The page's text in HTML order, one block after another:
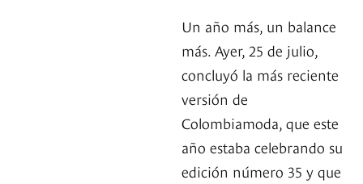
Un año más, un balance
más. Ayer, 25 de julio,
concluyó la más reciente
versión de
Colombiamoda, que este
año estaba celebrando su
edición número 35 y que